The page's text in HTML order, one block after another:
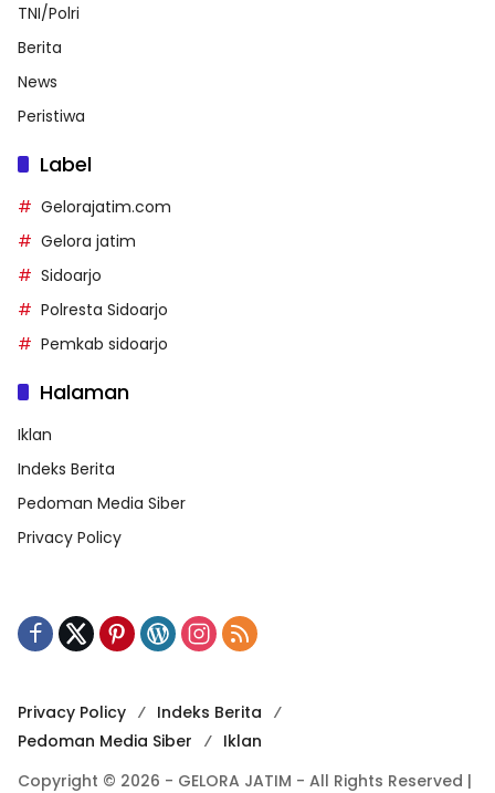
TNI/Polri
Berita
News
Peristiwa
Label
Gelorajatim.com
Gelora jatim
Sidoarjo
Polresta Sidoarjo
Pemkab sidoarjo
Halaman
Iklan
Indeks Berita
Pedoman Media Siber
Privacy Policy
Privacy Policy
Indeks Berita
Pedoman Media Siber
Iklan
Copyright © 2026 - GELORA JATIM - All Rights Reserved |